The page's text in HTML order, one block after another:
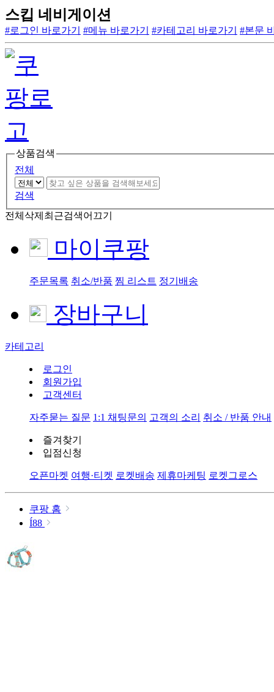
스킵 네비게이션
#로그인 바로가기 #메뉴 바로가기 #카테고리 바로가기 #본문
상품검색
전체
검색
전체삭제 최근검색어끄기
마이쿠팡
주문목록 취소/반품 찜 리스트 정기배송
장바구니
카테고리
로그인
회원가입
고객센터
자주묻는 질문 1:1 채팅문의 고객의 소리 취소 / 반품 안내
즐겨찾기
입점신청
오픈마켓 여행·티켓 로켓배송 제휴마케팅 로켓그로스
쿠팡 홈
Í88